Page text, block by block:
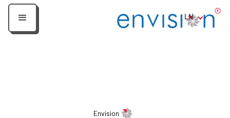
LN
Envision